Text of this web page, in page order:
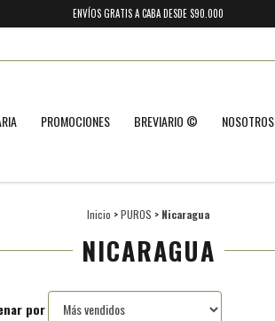
ENVÍOS GRATIS A CABA DESDE $90.000
PROMOCIONES BREVIARIO © NOSOTROS
Inicio >PUROS > Nicaragua
NICARAGUA
por